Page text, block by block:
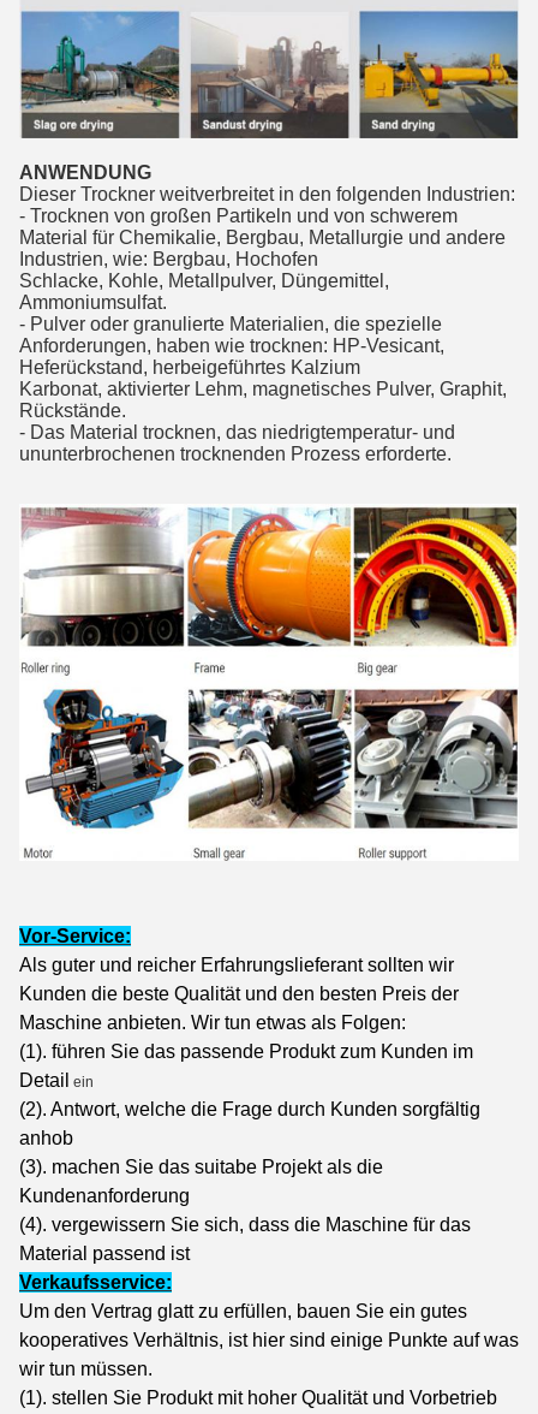
ANWENDUNG
Dieser Trockner weitverbreitet in den folgenden Industrien:
- Trocknen von großen Partikeln und von schwerem
Material für Chemikalie, Bergbau, Metallurgie und andere
Industrien, wie: Bergbau, Hochofen
Schlacke, Kohle, Metallpulver, Düngemittel,
Ammoniumsulfat.
- Pulver oder granulierte Materialien, die spezielle
Anforderungen, haben wie trocknen: HP-Vesicant,
Heferückstand, herbeigeführtes Kalzium
Karbonat, aktivierter Lehm, magnetisches Pulver, Graphit,
Rückstände.
- Das Material trocknen, das niedrigtemperatur- und
ununterbrochenen trocknenden Prozess erforderte.
Vor-Service:
Als guter und reicher Erfahrungslieferant sollten wir
Kunden die beste Qualität und den besten Preis der
Maschine anbieten. Wir tun etwas als Folgen:
(1). führen Sie das passende Produkt zum Kunden im
Detail ein
(2). Antwort, welche die Frage durch Kunden sorgfältig
anhob
(3). machen Sie das suitabe Projekt als die
Kundenanforderung
(4). vergewissern Sie sich, dass die Maschine für das
Material passend ist
Verkaufsservice:
Um den Vertrag glatt zu erfüllen, bauen Sie ein gutes
kooperatives Verhältnis, ist hier sind einige Punkte auf was
wir tun müssen.
(1). stellen Sie Produkt mit hoher Qualität und Vorbetrieb